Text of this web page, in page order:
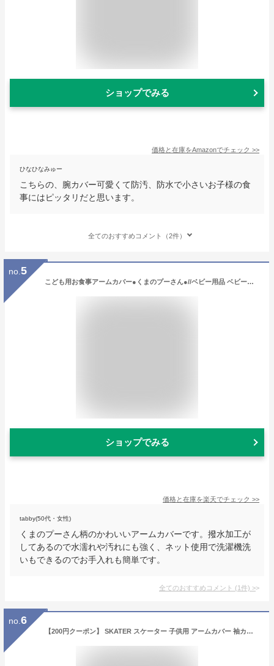
ショップでみる
価格と在庫をAmazonでチェック >>
ひなひなみゅー
こちらの、腕カバー可愛くて防汚、防水で小さいお子様の食
事にはピッタリだと思います。
全てのおすすめコメント（2件）
no. 5
こども用お食事アームカバー●くまのプーさん●//ベビー用品 ベビーグッズ キッズ 子供 子ども 食事 ごはん おえかき お絵かき 手洗い 袖口 汚れ防止 キャラクター ディズニー Disney// スケーター
ショップでみる
価格と在庫を楽天でチェック >>
tabby(50代・女性)
くまのプーさん柄のかわいいアームカバーです。撥水加工が
してあるので水濡れや汚れにも強く、ネット使用で洗濯機洗
いもできるのでお手入れも簡単です。
全てのおすすめコメント (1件) >
no. 6
【200円クーポン】 SKATER スケーター 子供用 アームカバー 袖カバー 腕カバー 汚れ 防止 2枚入り 19cm ハローキティ フォレスト フレンド サンリオ BAM1 ＜スケーター プレゼント 入園 入園祝い 入学祝い 子供 女の子 小学生 かわいい おしゃれ＞